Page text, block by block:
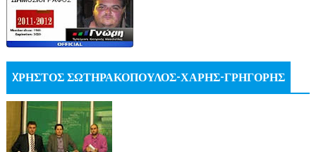
XΡΗΣΤΟΣ ΣΩΤΗΡΑΚΟΠΟΥΛΟΣ-ΧΑΡΗΣ-ΓΡΗΓΟΡΗΣ